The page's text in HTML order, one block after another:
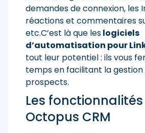
demandes de connexion, les
réactions et commentaires
etc.C’est là que leslogiciels
d’automatisation pour
tout leur potentiel : ils vous
temps en facilitant la gestion
prospects.
Les
Octopus CRM